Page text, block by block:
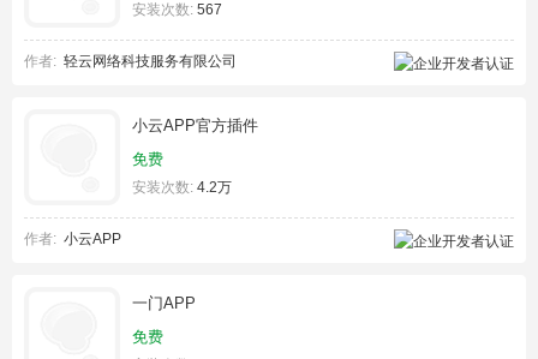
安装次数: 567
作者: 轻云网络科技服务有限公司
小云APP官方插件
免费
安装次数: 4.2万
作者: 小云APP
一门APP
免费